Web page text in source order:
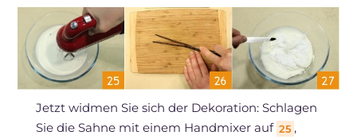
Jetzt widmen Sie sich der Dekoration: Schlagen
Sie die Sahne mit einem Handmixer auf 25 ,